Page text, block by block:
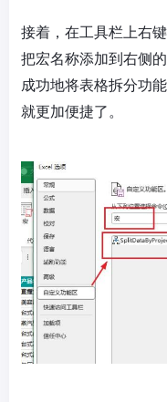
接着，在工具栏上右
把宏名称添加到右侧
成功地将表格拆分功
就更加便捷了。